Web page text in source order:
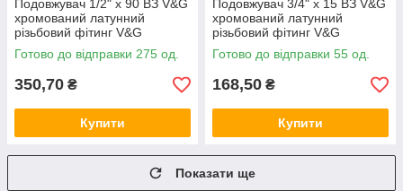
Подовжувач 1/2" x 90 ВЗ V&G
хромований латунний
різьбовий фітинг V&G
(VALOGIN) для
водопостачання та опалення
Готово до відправки 275 од.
350,70 ₴
Купити
Подовжувач 3/4" x 15 ВЗ V&G
хромований латунний
різьбовий фітинг V&G
(VALOGIN) для
водопостачання та опалення
Готово до відправки 55 од.
168,50 ₴
Купити
Показати ще